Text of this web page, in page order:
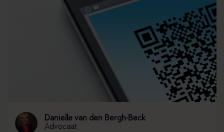
Danielle van den Bergh-Beck
Advocaat